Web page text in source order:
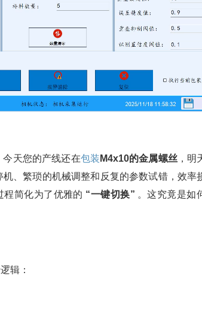
天您的产线还在包装 M4x10的金属螺丝，明
、繁琐的机械调整和反复的参数试错，效率
程简化为了优雅的 “一键切换” 。这究竟是如
辑：